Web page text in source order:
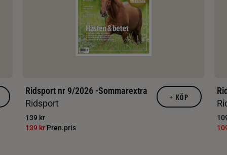
Ridsport nr 9/2026 -Sommarextra
Ridsport
139 kr
139 kr Pren.pris
+ KÖP